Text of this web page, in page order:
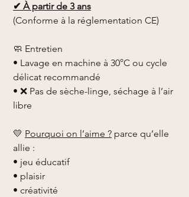
✔ À partir de 3 ans
(Conforme à la réglementation CE)
🧼 Entretien
• Lavage en machine à 30°C ou cycle
délicat recommandé
• ❌ Pas de sèche-linge, séchage à l’air
libre
💛 Pourquoi on l’aime ? parce qu’elle
allie :
• jeu éducatif
• plaisir
• créativité